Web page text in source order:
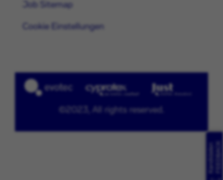
Job Sitemap
Cookie Einstellungen
©2023, All rights reserved.